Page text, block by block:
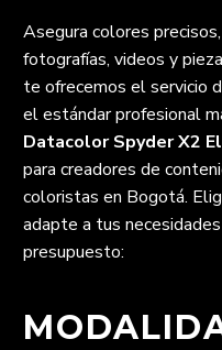
Asegura colores
fotografías, videos y
te ofrecemos el servicio
el estándar profesional
Datacolor Spyder X2
para creadores de
coloristas en Bogotá.
adapte a tus
presupuesto: